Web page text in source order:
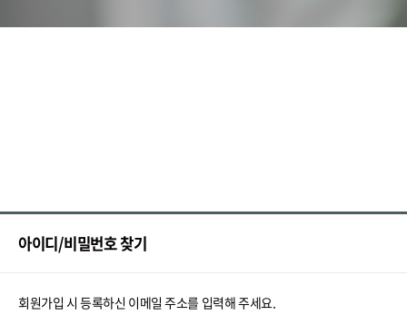
아이디/비밀번호 찾기
회원가입 시 등록하신 이메일 주소를 입력해 주세요.